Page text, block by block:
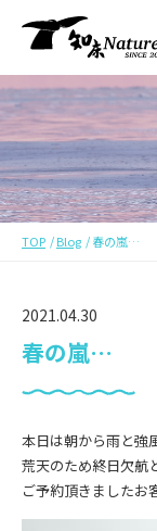
TOP Blog 春の嵐…
2021.04.30
春の嵐…
本日は朝から雨と強
荒天のため終日欠航
ご予約頂きましたお